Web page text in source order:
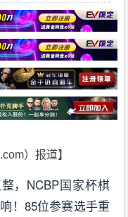
）报道】
，NCBP国家杯棋
！85位参赛选手重